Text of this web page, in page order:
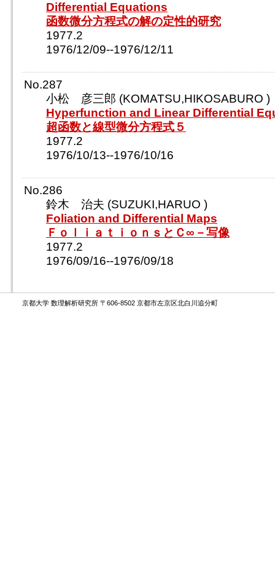
Differential Equations
函数微分方程式の解の定性的研究
1977.2
1976/12/09--1976/12/11
No.287
小松 彦三郎 (KOMATSU,HIKOSABURO )
Hyperfunction and Linear Differential
超函数と線型微分方程式５
1977.2
1976/10/13--1976/10/16
No.286
鈴木 治夫 (SUZUKI,HARUO )
Foliation and Differential Maps
ＦｏｌｉａｔｉｏｎｓとＣ∞－写像
1977.2
1976/09/16--1976/09/18
京都大学 数理解析研究所 〒606-8502 京都市左京区北白川追分町